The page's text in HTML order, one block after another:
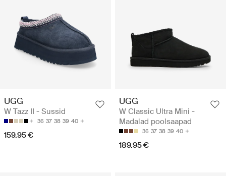
UGG
W Tazz II - Sussid
36 37 38 39 40
159.95 €
UGG
W Classic Ultra Mini -
Madalad poolsaapad
36 37 38 39 40
189.95 €